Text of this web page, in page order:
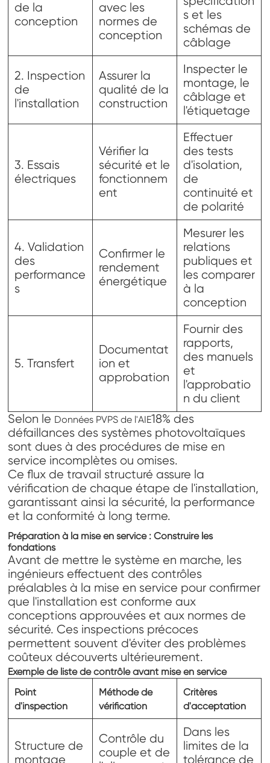
de la
conception
avec les
normes de
conception
s et les
schémas de
câblage
2. Inspection
de
l'installation
Assurer la
qualité de la
construction
Inspecter le
montage, le
câblage et
l'étiquetage
3. Essais
électriques
Vérifier la
sécurité et le
fonctionnem
ent
Effectuer
des tests
d'isolation,
de
continuité et
de polarité
4. Validation
des
performance
s
Confirmer le
rendement
énergétique
Mesurer les
relations
publiques et
les comparer
à la
conception
5. Transfert
Documentat
ion et
approbation
Fournir des
rapports,
des manuels
et
l'approbatio
n du client
Selon le Données PVPS de l'AIE18% des
défaillances des systèmes photovoltaïques
sont dues à des procédures de mise en
service incomplètes ou omises.
Ce flux de travail structuré assure la
vérification de chaque étape de l'installation,
garantissant ainsi la sécurité, la performance
et la conformité à long terme.
Préparation à la mise en service : Construire les
fondations
Avant de mettre le système en marche, les
ingénieurs effectuent des contrôles
préalables à la mise en service pour confirmer
que l'installation est conforme aux
conceptions approuvées et aux normes de
sécurité. Ces inspections précoces
permettent souvent d'éviter des problèmes
coûteux découverts ultérieurement.
Exemple de liste de contrôle avant mise en service
Point
d'inspection
Méthode de
vérification
Critères
d'acceptation
Structure de
montage
Contrôle du
couple et de
Dans les
limites de la
tolérance de